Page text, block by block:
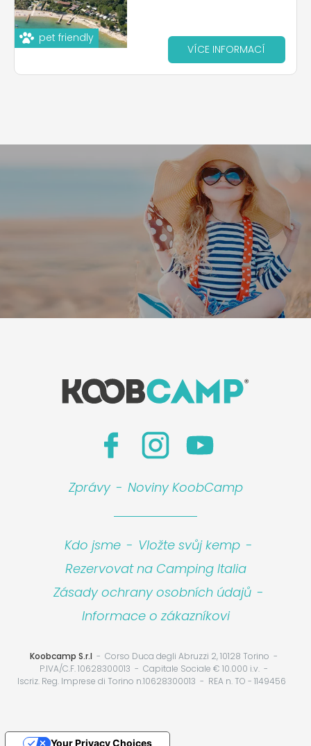
pet friendly
VÍCE INFORMACÍ
Zprávy - Noviny KoobCamp
Kdo jsme - Vložte svůj kemp -
Rezervovat na Camping Italia
Zásady ochrany osobních údajů -
Informace o zákazníkovi
Koobcamp S.r.l
Corso Duca degli Abruzzi 2, 10128 Torino
P.IVA/C.F. 10628300013
Capitale Sociale € 10.000 i.v.
Iscriz. Reg. Imprese di Torino n.10628300013
REA n. TO - 1149456
Your Privacy Choices